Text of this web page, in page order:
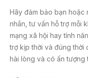
Hãy đảm bảo bạn hoặc
nhắn, tư vấn hỗ trợ mỗi
mạng xã hội hay tính
trợ kịp thời và đúng thời
hài lòng và có ấn tượng